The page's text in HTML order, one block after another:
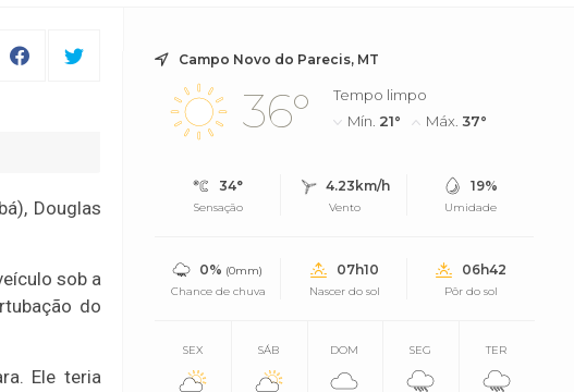
Douglas
sob a
do
Ele teria
Campo Novo do Parecis, MT
36°
Tempo limpo
Mín. 21° Máx.37°
34°
Sensação
4.23km/h
Vento
19%
Umidade
0% (0mm)
Chance de chuva
07h10
Nascer do sol
06h42
Pôr do sol
SEX SÁB DOM SEG TER